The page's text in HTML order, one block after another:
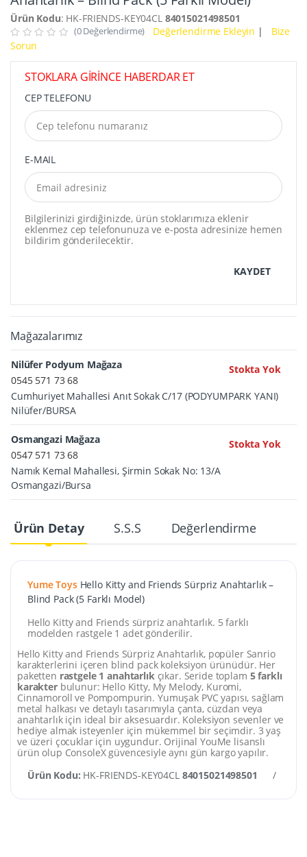
Ürün Kodu: HK-FRIENDS-KEY04CL 84015021498501
(0 Değerlendirme) Değerlendirme Ekleyin |
Bize
Sorun
STOKLARA GİRİNCE HABERDAR ET
CEP TELEFONU
E-MAIL
Bilgilerinizi girdiğinizde, ürün stoklarımıza eklenir
eklenmez cep telefonunuza ve e-posta adresinize hemen
bildirim gönderilecektir.
KAYDET
Mağazalarımız
Nilüfer Podyum Mağaza
Stokta Yok
0545 571 73 68
Cumhuriyet Mahallesi Anıt Sokak C/17 (PODYUMPARK YANI)
Nilüfer/BURSA
Osmangazi Mağaza
Stokta Yok
0547 571 73 68
Namık Kemal Mahallesi, Şirmin Sokak No: 13/A
Osmangazi/Bursa
Ürün Detay S.S.S Değerlendirme
Yume ToysHello Kitty and Friends Sürpriz Anahtarlık –
Blind Pack (5 Farklı Model)
Hello Kitty and Friends sürpriz anahtarlık. 5 farklı
modelden rastgele 1 adet gönderilir.
Hello Kitty and Friends Sürpriz Anahtarlık, popüler Sanrio
karakterlerini içeren blind pack koleksiyon ürünüdür. Her
paketten rastgele 1 anahtarlık çıkar. Seride toplam 5 farklı
karakterbulunur: Hello Kitty, My Melody, Kuromi,
Cinnamoroll ve Pompompurin. Yumuşak PVC yapısı, sağlam
metal halkası ve detaylı tasarımıyla çanta, cüzdan veya
anahtarlık için ideal bir aksesuardır. Koleksiyon sevenler ve
hediye almak isteyenler için mükemmel bir seçimdir. 3 yaş
ve üzeri çocuklar için uygundur. Orijinal YouMe lisanslı
ürün olup ConsoleX güvencesiyle aynı gün kargo yapılır.
Ürün Kodu: HK-FRIENDS-KEY04CL 84015021498501 /